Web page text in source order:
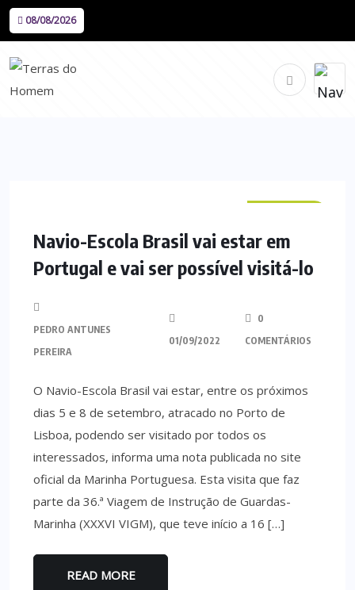
08/08/2026
Navio-Escola Brasil vai estar em
Portugal e vai ser possível visitá-lo
PEDRO ANTUNES
PEREIRA
01/09/2022
0
COMENTÁRIOS
O Navio-Escola Brasil vai estar, entre os próximos
dias 5 e 8 de setembro, atracado no Porto de
Lisboa, podendo ser visitado por todos os
interessados, informa uma nota publicada no site
oficial da Marinha Portuguesa. Esta visita que faz
parte da 36.ª Viagem de Instrução de Guardas-
Marinha (XXXVI VIGM), que teve início a 16 […]
READ MORE